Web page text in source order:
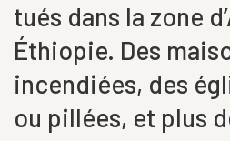
tués dans la zone
Éthiopie. Des
incendiées, des
ou pillées, et plus